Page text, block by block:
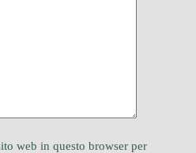
web in questo browser per